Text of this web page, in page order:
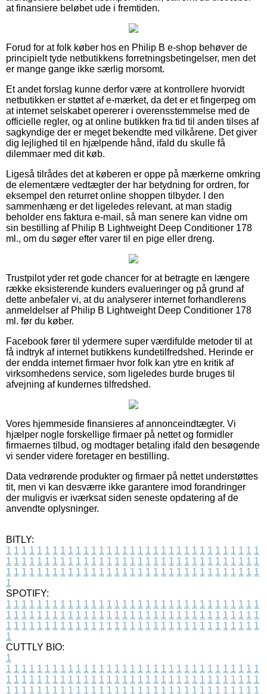
at finansiere beløbet ude i fremtiden.
Forud for at folk køber hos en Philip B e-shop behøver de
principielt tyde netbutikkens forretningsbetingelser, men det
er mange gange ikke særlig morsomt.
Et andet forslag kunne derfor være at kontrollere hvorvidt
netbutikken er støttet af e-mærket, da det er et fingerpeg om
at internet selskabet opererer i overensstemmelse med de
officielle regler, og at online butikken fra tid til anden tilses af
sagkyndige der er meget bekendte med vilkårene. Det giver
dig lejlighed til en hjælpende hånd, ifald du skulle få
dilemmaer med dit køb.
Ligeså tilrådes det at køberen er oppe på mærkerne omkring
de elementære vedtægter der har betydning for ordren, for
eksempel den returret online shoppen tilbyder. I den
sammenhæng er det ligeledes relevant, at man stadig
beholder ens faktura e-mail, så man senere kan vidne om
sin bestilling af Philip B Lightweight Deep Conditioner 178
ml., om du søger efter varer til en pige eller dreng.
Trustpilot yder ret gode chancer for at betragte en længere
række eksisterende kunders evalueringer og på grund af
dette anbefaler vi, at du analyserer internet forhandlerens
anmeldelser af Philip B Lightweight Deep Conditioner 178
ml. før du køber.
Facebook fører til ydermere super værdifulde metoder til at
få indtryk af internet butikkens kundetilfredshed. Herinde er
der endda internet firmaer hvor folk kan ytre en kritik af
virksomhedens service, som ligeledes burde bruges til
afvejning af kundernes tilfredshed.
Vores hjemmeside finansieres af annonceindtægter. Vi
hjælper nogle forskellige firmaer på nettet og formidler
firmaernes tilbud, og modtager betaling ifald den besøgende
vi sender videre foretager en bestilling.
Data vedrørende produkter og firmaer på nettet understøttes
tit, men vi kan desværre ikke garantere imod forandringer
der muligvis er iværksat siden seneste opdatering af de
anvendte oplysninger.
BITLY:
1 1 1 1 1 1 1 1 1 1 1 1 1 1 1 1 1 1 1 1 1 1 1 1 1 1 1 1 1 1 1 1 1
1 1 1 1 1 1 1 1 1 1 1 1 1 1 1 1 1 1 1 1 1 1 1 1 1 1 1 1 1 1 1 1 1
1 1 1 1 1 1 1 1 1 1 1 1 1 1 1 1 1 1 1 1 1 1 1 1 1 1 1 1 1 1 1 1 1
1
SPOTIFY:
1 1 1 1 1 1 1 1 1 1 1 1 1 1 1 1 1 1 1 1 1 1 1 1 1 1 1 1 1 1 1 1 1
1 1 1 1 1 1 1 1 1 1 1 1 1 1 1 1 1 1 1 1 1 1 1 1 1 1 1 1 1 1 1 1 1
1 1 1 1 1 1 1 1 1 1 1 1 1 1 1 1 1 1 1 1 1 1 1 1 1 1 1 1 1 1 1 1 1
1
CUTTLY BIO:
1
1 1 1 1 1 1 1 1 1 1 1 1 1 1 1 1 1 1 1 1 1 1 1 1 1 1 1 1 1 1 1 1 1
1 1 1 1 1 1 1 1 1 1 1 1 1 1 1 1 1 1 1 1 1 1 1 1 1 1 1 1 1 1 1 1 1
1 1 1 1 1 1 1 1 1 1 1 1 1 1 1 1 1 1 1 1 1 1 1 1 1 1 1 1 1 1 1 1 1